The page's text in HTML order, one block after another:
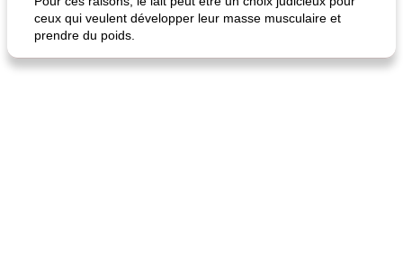
ceux qui veulent développer leur masse musculaire et
prendre du poids.